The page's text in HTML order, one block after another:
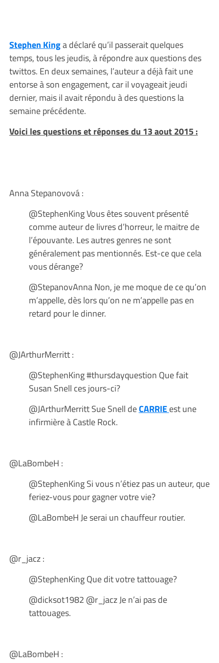
Stephen Kinga déclaré qu’il passerait quelques
temps, tous les jeudis, à répondre aux questions des
twittos. En deux semaines, l’auteur a déjà fait une
entorse à son engagement, car il voyageait jeudi
dernier, mais il avait répondu à des questions la
semaine précédente.
Voici les questions et réponses du 13 aout 2015 :
Anna Stepanovová :
@StephenKing Vous êtes souvent présenté
comme auteur de livres d’horreur, le maitre de
l’épouvante. Les autres genres ne sont
généralement pas mentionnés. Est-ce que cela
vous dérange?
@StepanovAnna Non, je me moque de ce qu’on
m’appelle, dès lors qu’on ne m’appelle pas en
retard pour le dinner.
@JArthurMerritt :
@StephenKing #thursdayquestion Que fait
Susan Snell ces jours-ci?
@JArthurMerritt Sue Snell deCARRIEest une
infirmière à Castle Rock.
@LaBombeH :
@StephenKing Si vous n’étiez pas un auteur, que
feriez-vous pour gagner votre vie?
@LaBombeH Je serai un chauffeur routier.
@r_jacz :
@StephenKing Que dit votre tattouage?
@dicksot1982 @r_jacz Je n’ai pas de
tattouages.
@LaBombeH :